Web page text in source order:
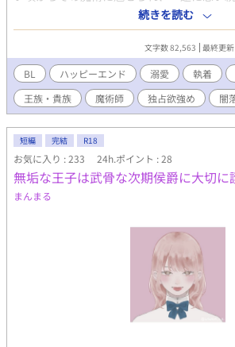
爵アルフレッドだった。度重なる拒絶にも
注ぎ続けた公爵の情熱が、凍てついた魔術
く。しかし、男同士の愛には、貴族社会の
り……？ これは、孤独な魂が真実の愛と家
出す、壮大な物語。 ＿＿＿＿＿＿＿＿＿＿
ます。
続きを読む
文字数 82,563 最終更
BL ハッピーエンド 溺愛 執着
王族・貴族
魔術師 独占欲強め 闇
短編 完結 R18
お気に入り : 233 24h.ポイント : 28
無垢な王子は武骨な次期侯爵に大切に
まんまる